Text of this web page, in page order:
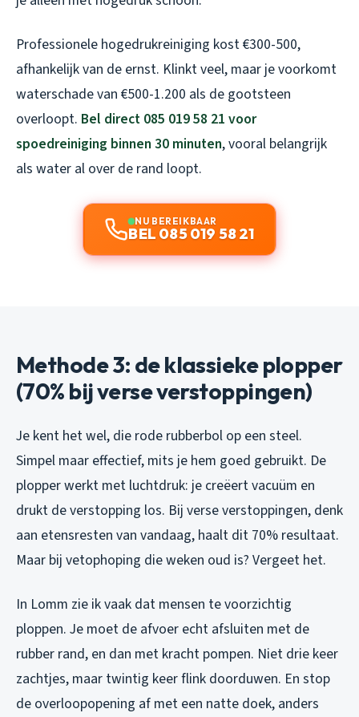
Professionele hogedrukreiniging kost €300-500,
afhankelijk van de ernst. Klinkt veel, maar je voorkomt
waterschade van €500-1.200 als de gootsteen
overloopt. Bel direct 085 019 58 21 voor
spoedreiniging binnen 30 minuten, vooral belangrijk
als water al over de rand loopt.
NU BEREIKBAAR
BEL 085 019 58 21
Methode 3: de klassieke plopper
(70% bij verse verstoppingen)
Je kent het wel, die rode rubberbol op een steel.
Simpel maar effectief, mits je hem goed gebruikt. De
plopper werkt met luchtdruk: je creëert vacuüm en
drukt de verstopping los. Bij verse verstoppingen, denk
aan etensresten van vandaag, haalt dit 70% resultaat.
Maar bij vetophoping die weken oud is? Vergeet het.
In Lomm zie ik vaak dat mensen te voorzichtig
ploppen. Je moet de afvoer echt afsluiten met de
rubber rand, en dan met kracht pompen. Niet drie keer
zachtjes, maar twintig keer flink doorduwen. En stop
de overloopopening af met een natte doek, anders